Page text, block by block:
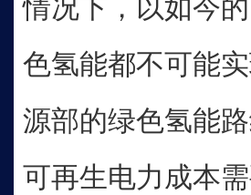
情况下，以如今
色氢能都不可能
源部的绿色氢能
可再生电力成本